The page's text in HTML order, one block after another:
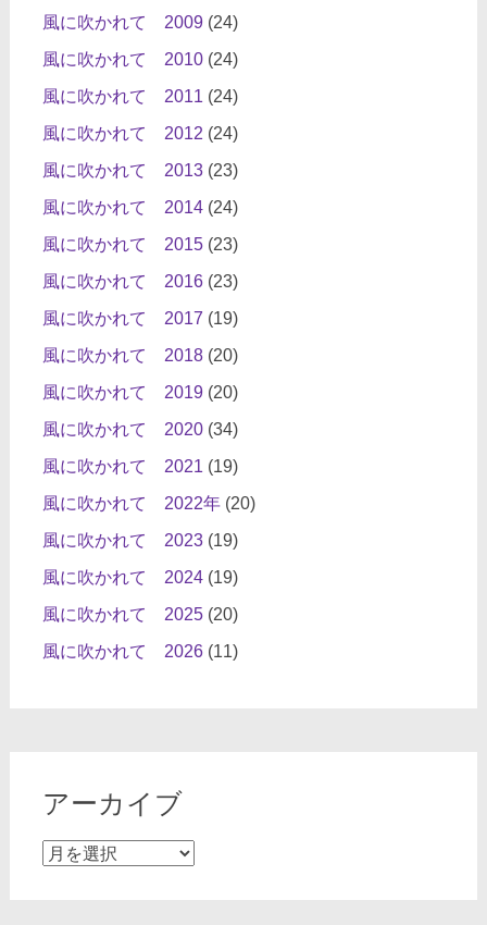
風に吹かれて 2009(24)
風に吹かれて 2010(24)
風に吹かれて 2011 (24)
風に吹かれて 2012 (24)
風に吹かれて 2013(23)
風に吹かれて 2014(24)
風に吹かれて 2015(23)
風に吹かれて 2016(23)
風に吹かれて 2017 (19)
風に吹かれて 2018(20)
風に吹かれて 2019(20)
風に吹かれて 2020(34)
風に吹かれて 2021 (19)
風に吹かれて 2022年(20)
風に吹かれて 2023(19)
風に吹かれて 2024(19)
風に吹かれて 2025(20)
風に吹かれて 2026(11)
アーカイブ
ア